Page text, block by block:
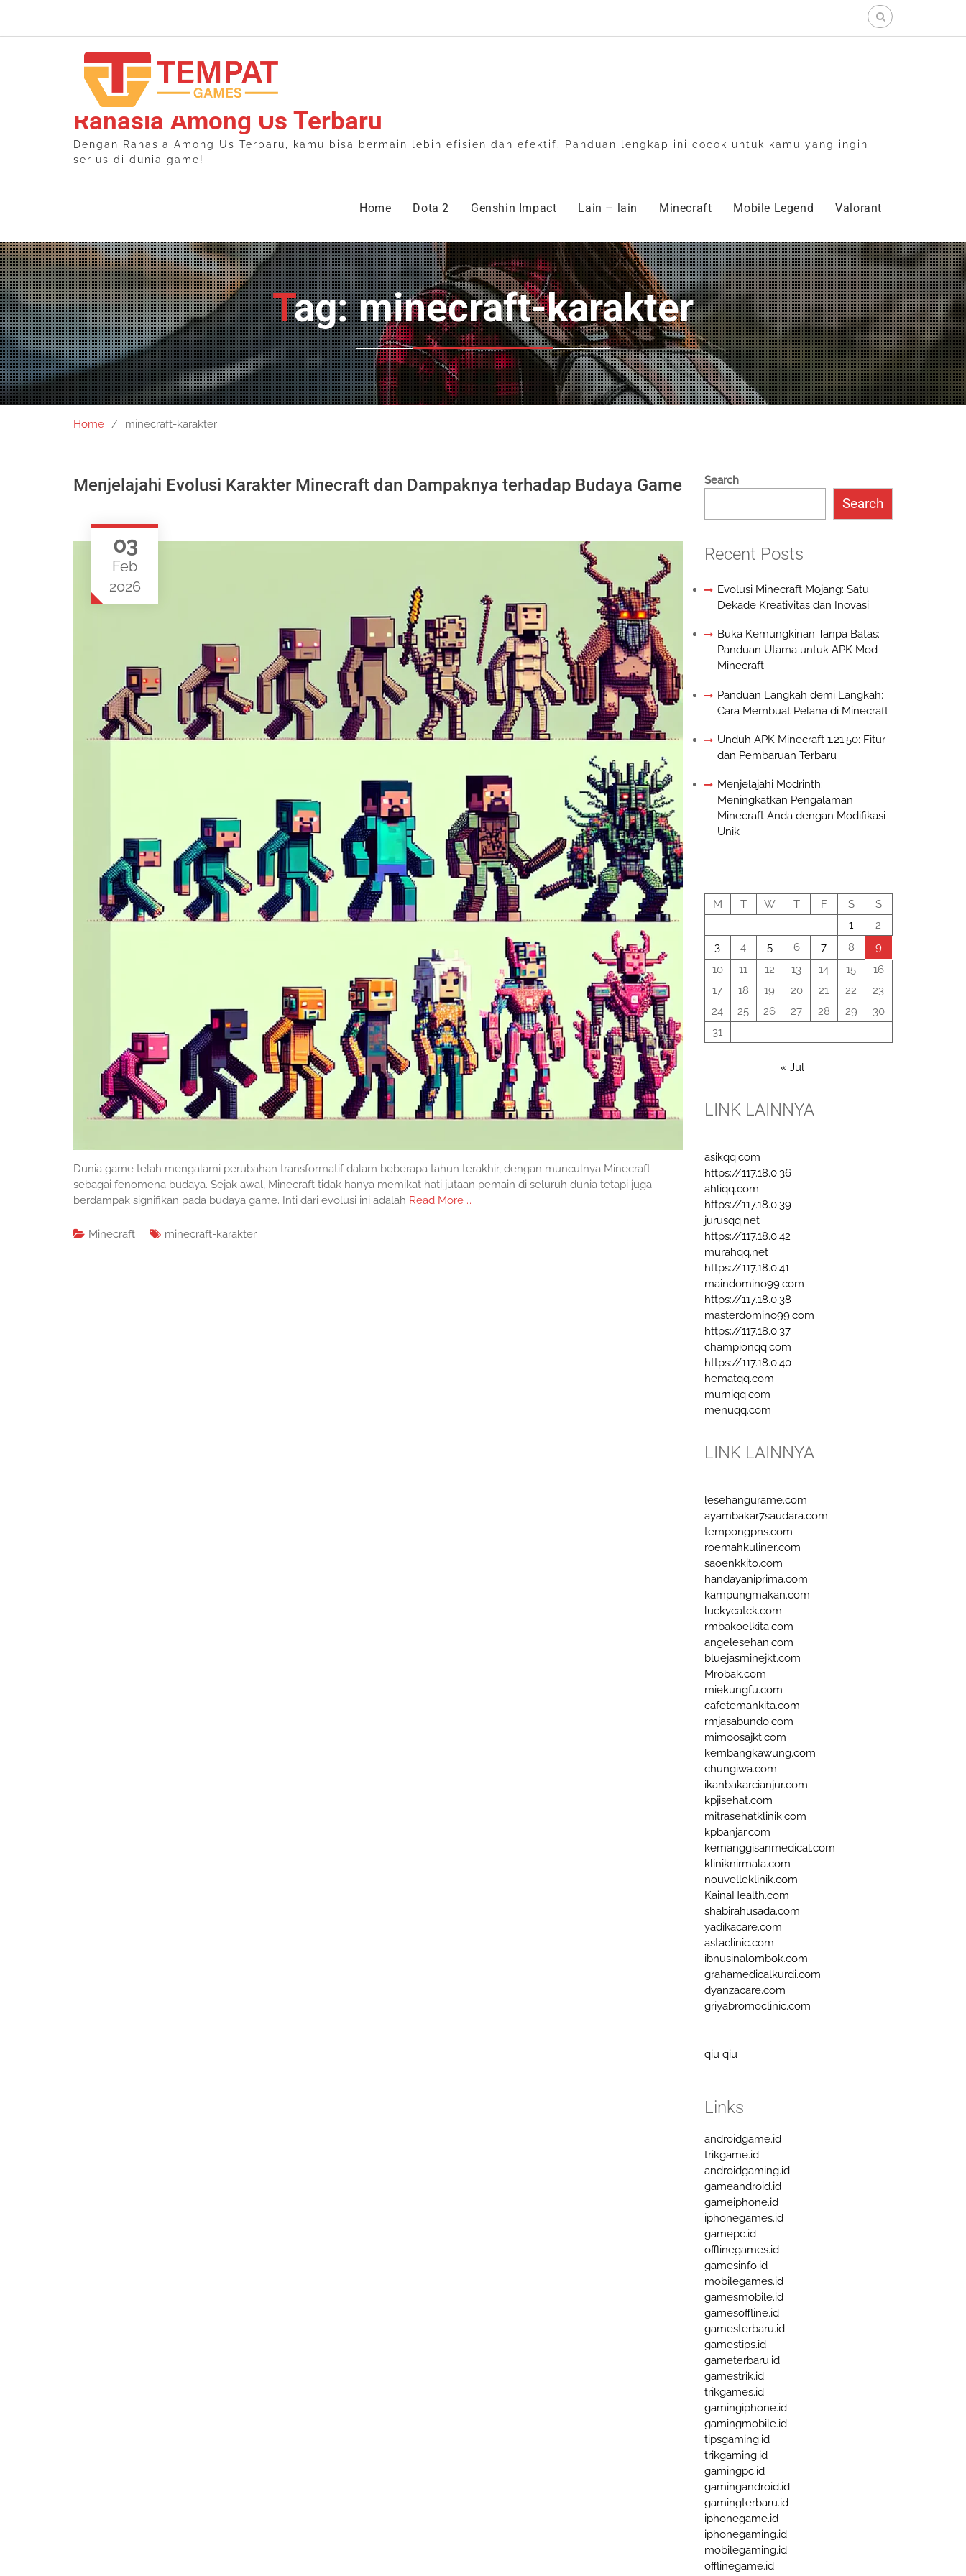
content
Search
for:
Rahasia Among Us Terbaru
Dengan Rahasia Among Us Terbaru, kamu bisa bermain lebih efisien dan efektif. Panduan lengkap ini cocok untuk kamu yang ingin
serius di dunia game!
Home Dota 2 Genshin Impact Lain – lain Minecraft Mobile Legend Valorant
Tag: minecraft-karakter
Home minecraft-karakter
Menjelajahi Evolusi Karakter Minecraft dan Dampaknya terhadap Budaya Game
03
Feb
2026
Dunia game telah mengalami perubahan transformatif dalam beberapa tahun terakhir, dengan munculnya Minecraft
sebagai fenomena budaya. Sejak awal, Minecraft tidak hanya memikat hati jutaan pemain di seluruh dunia tetapi juga
berdampak signifikan pada budaya game. Inti dari evolusi ini adalah Read More …
Minecraft minecraft-karakter
Search
Search
Recent Posts
Evolusi Minecraft Mojang: Satu
Dekade Kreativitas dan Inovasi
Buka Kemungkinan Tanpa Batas:
Panduan Utama untuk APK Mod
Minecraft
Panduan Langkah demi Langkah:
Cara Membuat Pelana di Minecraft
Unduh APK Minecraft 1.21.50: Fitur
dan Pembaruan Terbaru
Menjelajahi Modrinth:
Meningkatkan Pengalaman
Minecraft Anda dengan Modifikasi
Unik
M
T W T F S
S
1
2
3
4 5 6 7 8
9
10
11 12 13 14 15
16
17
18 19 20 21 22
23
24
25 26 27 28 29
30
31
« Jul
LINK LAINNYA
asikqq.com
https://117.18.0.36
ahliqq.com
https://117.18.0.39
jurusqq.net
https://117.18.0.42
murahqq.net
https://117.18.0.41
maindomino99.com
https://117.18.0.38
masterdomino99.com
https://117.18.0.37
championqq.com
https://117.18.0.40
hematqq.com
murniqq.com
menuqq.com
LINK LAINNYA
lesehangurame.com
ayambakar7saudara.com
tempongpns.com
roemahkuliner.com
saoenkkito.com
handayaniprima.com
kampungmakan.com
luckycatck.com
rmbakoelkita.com
angelesehan.com
bluejasminejkt.com
Mrobak.com
miekungfu.com
cafetemankita.com
rmjasabundo.com
mimoosajkt.com
kembangkawung.com
chungiwa.com
ikanbakarcianjur.com
kpjisehat.com
mitrasehatklinik.com
kpbanjar.com
kemanggisanmedical.com
kliniknirmala.com
nouvelleklinik.com
KainaHealth.com
shabirahusada.com
yadikacare.com
astaclinic.com
ibnusinalombok.com
grahamedicalkurdi.com
dyanzacare.com
griyabromoclinic.com
qiu qiu
Links
androidgame.id
trikgame.id
androidgaming.id
gameandroid.id
gameiphone.id
iphonegames.id
gamepc.id
offlinegames.id
gamesinfo.id
mobilegames.id
gamesmobile.id
gamesoffline.id
gamesterbaru.id
gamestips.id
gameterbaru.id
gamestrik.id
trikgames.id
gamingiphone.id
gamingmobile.id
tipsgaming.id
trikgaming.id
gamingpc.id
gamingandroid.id
gamingterbaru.id
iphonegame.id
iphonegaming.id
mobilegaming.id
offlinegame.id